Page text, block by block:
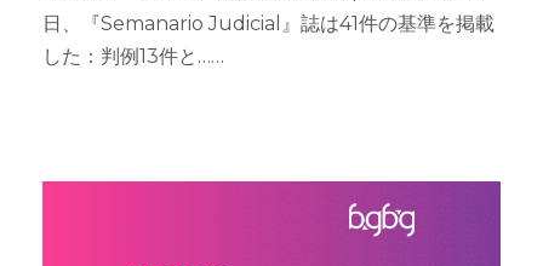
日、『Semanario Judicial』誌は41件の基準を掲載
した：判例13件と……